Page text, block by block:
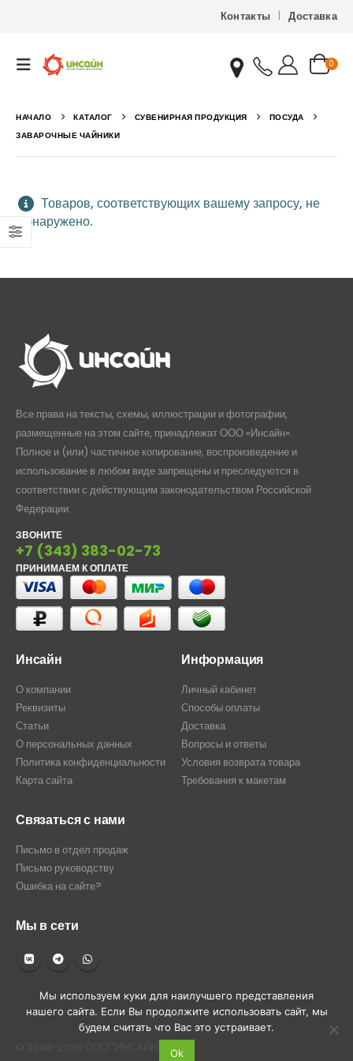
Контакты Доставка
0
НАЧАЛО КАТАЛОГ СУВЕНИРНАЯ ПРОДУКЦИЯ
ПОСУДА
ЗАВАРОЧНЫЕ ЧАЙНИКИ
Товаров, соответствующих вашему запросу, не
обнаружено.
Все права на тексты, схемы, иллюстрации и фотографии,
размещенные на этом сайте, принадлежат ООО «Инсайн».
Полное и (или) частичное копирование, воспроизведение и
использование в любом виде запрещены и преследуются в
соответствии с действующим законодательством Российской
Федерации.
ЗВОНИТЕ
+7 (343) 383-02-73
ПРИНИМАЕМ К ОПЛАТЕ
Инсайн
О компании
Реквизиты
Статьи
О персональных данных
Политика конфиденциальности
Карта сайта
Информация
Личный кабинет
Способы оплаты
Доставка
Вопросы и ответы
Условия возврата товара
Требования к макетам
Связаться с нами
Письмо в отдел продаж
Письмо руководству
Ошибка на сайте?
Мы в сети
Мы используем куки для наилучшего представления
нашего сайта. Если Вы продолжите использовать сайт, мы
будем считать что Вас это устраивает.
Ok